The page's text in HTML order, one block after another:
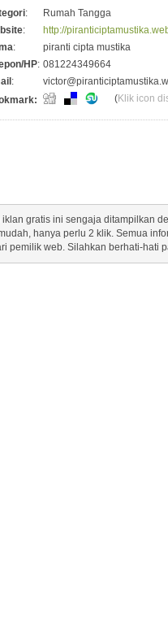
:
Rumah Tangga
:
http://
:
piranti cipta mustika
HP: 081224349664
:
(Klik icon
iklan gratis ini sengaja ditampilkan
hanya perlu 2 klik. Semua
pemilik web. Silahkan berhati-hati